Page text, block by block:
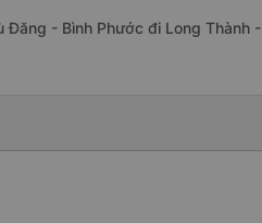
Đăng - Bình Phước đi Long Thành -